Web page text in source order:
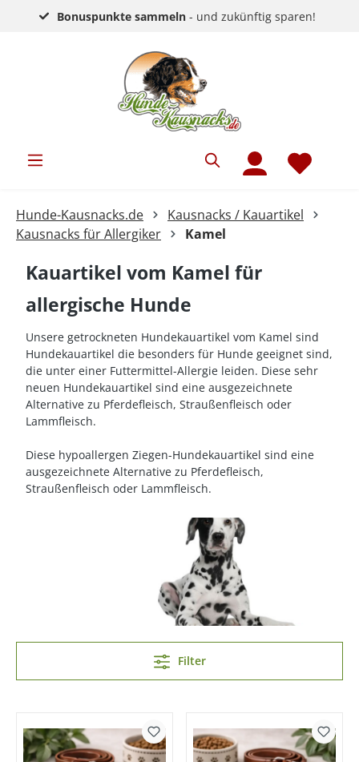
Bonuspunkte sammeln - und zukünftig sparen!
Hunde-Kausnacks.de
Kausnacks / Kauartikel
Kausnacks für Allergiker
Kamel
Kauartikel vom Kamel für
allergische Hunde
Unsere getrockneten Hundekauartikel vom Kamel sind
Hundekauartikel die besonders für Hunde geeignet sind,
die unter einer Futtermittel-Allergie leiden. Diese sehr
neuen Hundekauartikel sind eine ausgezeichnete
Alternative zu Pferdefleisch, Straußenfleisch oder
Lammfleisch.
Diese hypoallergen Ziegen-Hundekauartikel sind eine
ausgezeichnete Alternative zu Pferdefleisch,
Straußenfleisch oder Lammfleisch.
Filter